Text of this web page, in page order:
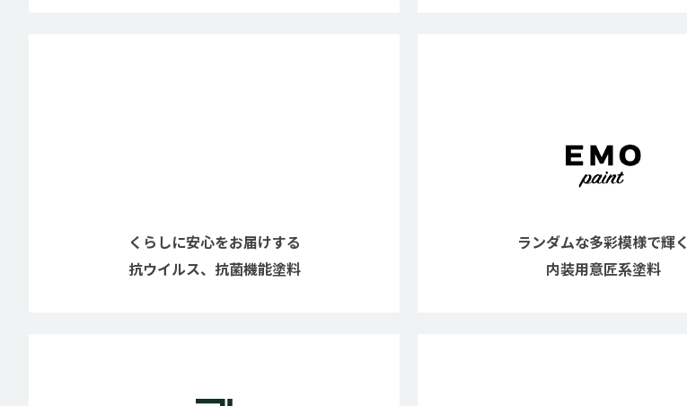
くらしに安心をお届けする
抗ウイルス、抗菌機能塗料
ランダムな多彩模様で輝く
内装用意匠系塗料